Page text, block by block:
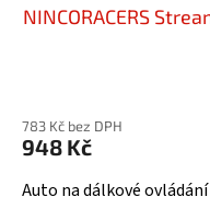
NINCORACERS
783 Kč bez DPH
948 Kč
Auto na dálkové